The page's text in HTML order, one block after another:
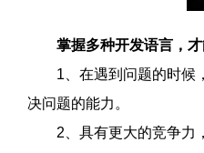
掌握多种开发语言，
1、在遇到问题的时候，
决问题的能力。
2、具有更大的竞争力，